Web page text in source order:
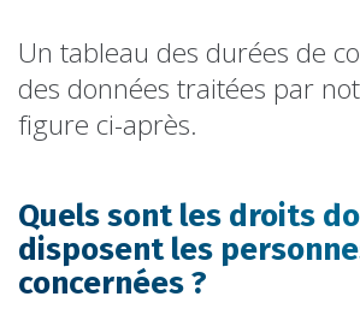
Un tableau des durées de
des données traitées par
figure ci-après.
Quels sont les droits
disposent les
concernées ?